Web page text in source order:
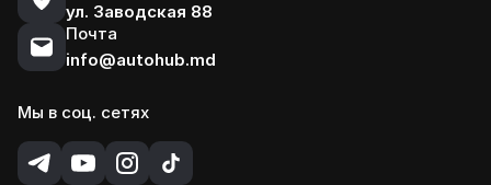
ул. Заводская 88
Почта
info@autohub.md
Мы в соц. сетях